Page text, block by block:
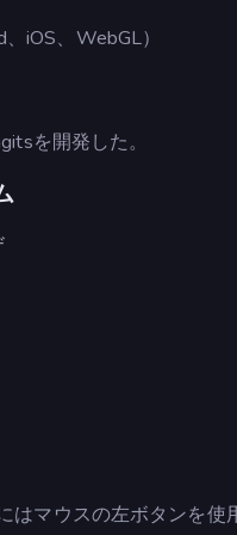
iOS、WebGL）
を開発した。
はマウスの左ボタンを使